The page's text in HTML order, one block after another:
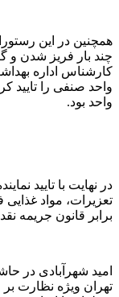
همچنین در این
چند بار فریز شدن
کارشناس اداره
واحد صنفی را تایید
واحد بود.
در نهایت با تایید
تعزیرات، مواد
برابر قانون جریمه
امید شهرآبادی در
تهران ویژه نظارت